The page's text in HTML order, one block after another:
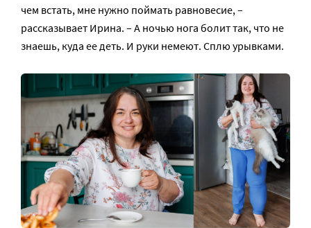
чем встать, мне нужно поймать равновесие, –
рассказывает Ирина. – А ночью нога болит так, что не
знаешь, куда ее деть. И руки немеют. Сплю урывками.